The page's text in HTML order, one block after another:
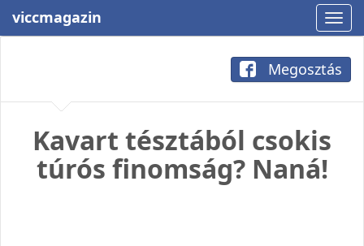
viccmagazin
Megosztás
Kavart tésztából csokis
túrós finomság? Naná!